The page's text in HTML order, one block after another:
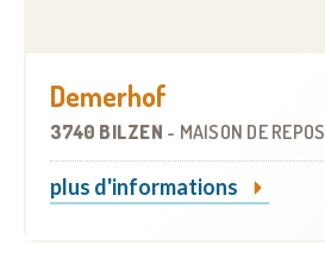
Demerhof
3740 BILZEN - MAISON DE REPOS
plus d'informations